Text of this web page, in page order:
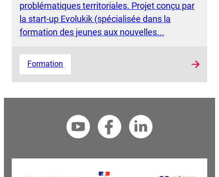
problématiques territoriales. Projet conçu par
la start-up Evolukik (spécialisée dans la
formation des jeunes aux nouvelles...
Formation